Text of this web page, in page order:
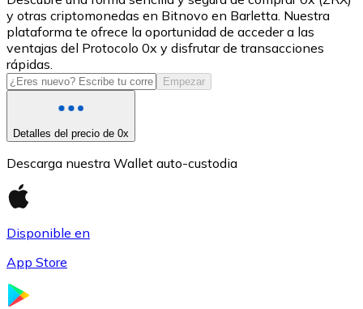
USDC
Litecoin
LTC
y otras criptomonedas en Bitnovo en Barletta. Nuestra
plataforma te ofrece la oportunidad de acceder a las
ventajas del Protocolo 0x y disfrutar de transacciones
rápidas.
Empezar
Detalles del precio de 0x
Descarga nuestra Wallet auto-custodia
Disponible en
App Store